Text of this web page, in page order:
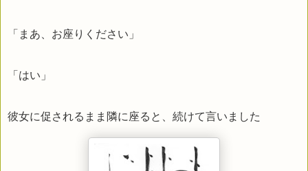
「まあ、お座りください」
「はい」
彼女に促されるまま隣に座ると、続けて言いました